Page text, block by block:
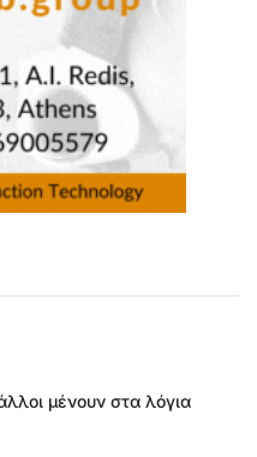
μένουν στα λόγια